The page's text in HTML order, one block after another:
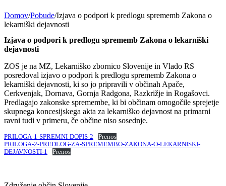
Domov/Pobude/Izjava o podpori k predlogu sprememb Zakona o
lekarniški dejavnosti
Izjava o podpori k predlogu sprememb Zakona o lekarniški
dejavnosti
ZOS je na MZ, Lekarniško zbornico Slovenije in Vlado RS
posredoval izjavo o podpori k predlogu sprememb Zakona o
lekarniški dejavnosti, ki so jo pripravili v občinah Apače,
Cerkvenjak, Dornava, Gornja Radgona, Razkrižje in Rogašovci.
Predlagajo zakonske spremembe, ki bi občinam omogočile sprejetje
skupnega koncesijskega akta za lekarniško dejavnost na primarni
ravni tudi v primeru, če občine niso sosednje.
PRILOGA-1-SPREMNI-DOPIS-2
Prenos
PRILOGA-2-PREDLOG-ZA-SPREMEMBO-ZAKONA-O-LEKARNISKI-
DEJAVNOSTI-1
Prenos